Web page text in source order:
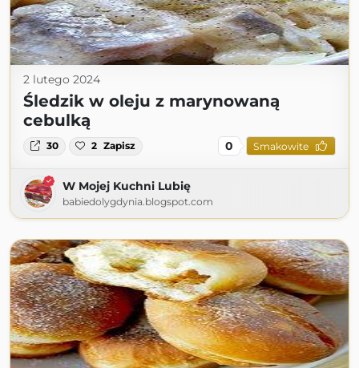
2 lutego 2024
Śledzik w oleju z marynowaną
cebulką
30 2 Zapisz 0 Smakowite
W Mojej Kuchni Lubię
babiedolygdynia.blogspot.com